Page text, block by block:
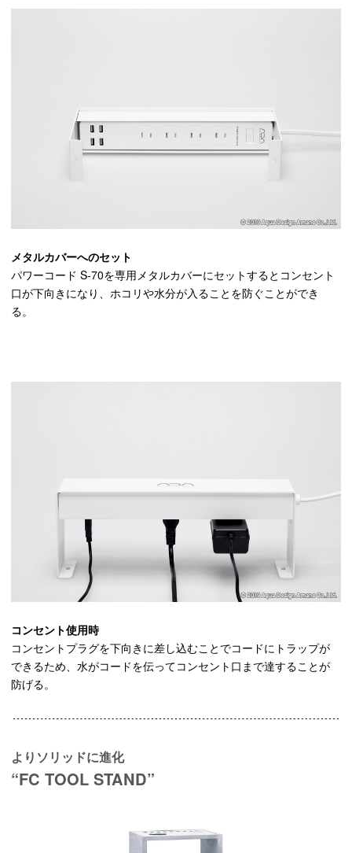
メタルカバーへのセット
パワーコード S-70を専用メタルカバーにセットするとコンセント
口が下向きになり、ホコリや水分が入ることを防ぐことができ
る。
コンセント使用時
コンセントプラグを下向きに差し込むことでコードにトラップが
できるため、水がコードを伝ってコンセント口まで達することが
防げる。
よりソリッドに進化
“FC TOOL STAND”